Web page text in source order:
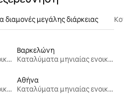
διαμονές μεγάλης διάρκειας
Καταλύματα μηνιαίας ενοικίασης
Βαρκελώνη
Καταλύματα μηνιαίας ενοικίασης
Καταλύματα μηνιαίας ενοικίασης
Αθήνα
Καταλύματα μηνιαίας ενοικίασης